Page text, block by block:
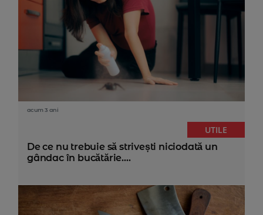
acum 3 ani
UTILE
De ce nu trebuie să strivești niciodată un
gândac în bucătărie....